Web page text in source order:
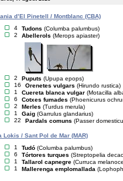
d’El Pinetell / Montblanc (CBA)
4
Tudons (Columba palumbus)
2
Abellerols (Merops apiaster)
2 Puputs (Upupa epops)
16
Orenetes vulgars (Hirundo rustica)
1
Cuereta blanca vulgar (Motacilla
6
Cotxes fumades (Phoenicurus
2
Merles (Turdus merula)
1
Gaig (Garrulus glandarius)
22
Pardals comuns (Passer
Lokis / Sant Pol de Mar (MAR)
1
Tudó (Columba palumbus)
6
Tórtores turques (Streptopelia
1
Tallarol capnegre (Curruca
1
Mallerenga emplomallada